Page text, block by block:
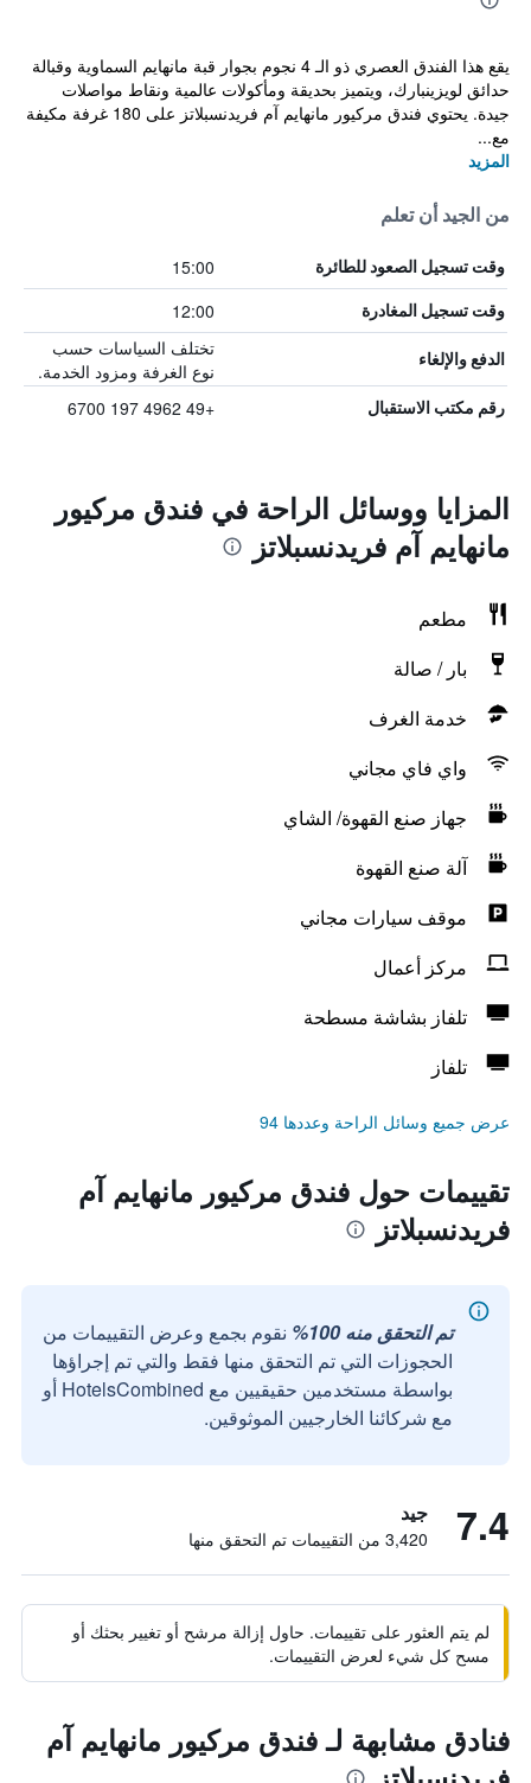
يقع هذا الفندق العصري ذو الـ 4 نجوم بجوار قبة مانهايم السماوية وقبالة
حدائق لويزينبارك، ويتميز بحديقة ومأكولات عالمية ونقاط مواصلات
جيدة. يحتوي فندق مركيور مانهايم آم فريدنسبلاتز على 180 غرفة مكيفة
مع...
المزيد
من الجيد أن تعلم
وقت تسجيل الصعود للطائرة 15:00
وقت تسجيل المغادرة 12:00
الدفع والإلغاء
تختلف السياسات حسب
نوع الغرفة ومزود الخدمة.
رقم مكتب الاستقبال +49 4962 197 6700
المزايا ووسائل الراحة في فندق مركيور
مانهايم آم فريدنسبلاتز
مطعم
بار / صالة
خدمة الغرف
واي فاي مجاني
جهاز صنع القهوة/ الشاي
آلة صنع القهوة
موقف سيارات مجاني
مركز أعمال
تلفاز بشاشة مسطحة
تلفاز
عرض جميع وسائل الراحة وعددها 94
تقييمات حول فندق مركيور مانهايم آم
فريدنسبلاتز
تم التحقق منه 100%
نقوم بجمع وعرض التقييمات من
الحجوزات التي تم التحقق منها فقط والتي تم إجراؤها
بواسطة مستخدمين حقيقيين مع HotelsCombined أو
مع شركائنا الخارجيين الموثوقين.
7.4 جيد
3,420 من التقييمات تم التحقق منها
لم يتم العثور على تقييمات. حاول إزالة مرشح أو تغيير بحثك أو
مسح كل شيء لعرض التقييمات.
فنادق مشابهة لـ فندق مركيور مانهايم آم